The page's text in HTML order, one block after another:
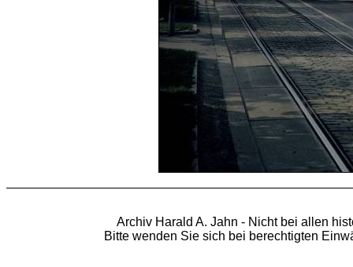
Archiv Harald A. Jahn - Nicht bei allen
Bitte wenden Sie sich bei berechtigten